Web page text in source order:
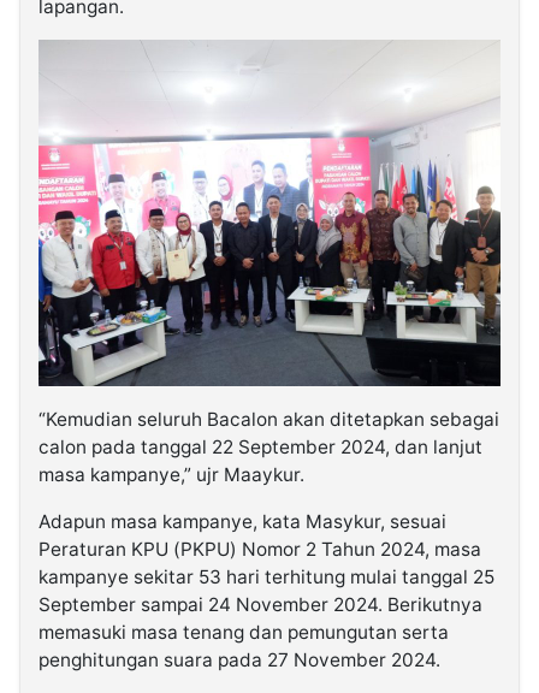
lapangan.
“Kemudian seluruh Bacalon akan ditetapkan sebagai
calon pada tanggal 22 September 2024, dan lanjut
masa kampanye,” ujr Maaykur.
Adapun masa kampanye, kata Masykur, sesuai
Peraturan KPU (PKPU) Nomor 2 Tahun 2024, masa
kampanye sekitar 53 hari terhitung mulai tanggal 25
September sampai 24 November 2024. Berikutnya
memasuki masa tenang dan pemungutan serta
penghitungan suara pada 27 November 2024.